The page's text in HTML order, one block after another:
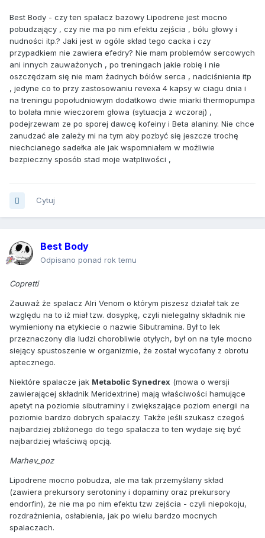
Best Body - czy ten spalacz bazowy Lipodrene jest mocno
pobudzający , czy nie ma po nim efektu zejścia , bólu głowy i
nudności itp.? Jaki jest w ogóle skład tego cacka i czy
przypadkiem nie zawiera efedry? Nie mam problemów sercowych
ani innych zauważonych , po treningach jakie robię i nie
oszczędzam się nie mam żadnych bólów serca , nadciśnienia itp
, jedyne co to przy zastosowaniu revexa 4 kapsy w ciagu dnia i
na treningu popołudniowym dodatkowo dwie miarki thermopumpa
to bolała mnie wieczorem głowa (sytuacja z wczoraj) ,
podejrzewam ze po sporej dawcę kofeiny i Beta alaniny. Nie chce
zanudzać ale zależy mi na tym aby pozbyć się jeszcze trochę
niechcianego sadełka ale jak wspomniałem w możliwie
bezpieczny sposób stad moje watpliwości ,
Cytuj
Best Body
Odpisano ponad rok temu
Copretti
Zauważ że spalacz Alri Venom o którym piszesz działał tak ze
względu na to iż miał tzw. dosypkę, czyli nielegalny składnik nie
wymieniony na etykiecie o nazwie Sibutramina. Był to lek
przeznaczony dla ludzi chorobliwie otyłych, był on na tyle mocno
siejący spustoszenie w organizmie, że został wycofany z obrotu
aptecznego.
Niektóre spalacze jak Metabolic Synedrex (mowa o wersji
zawierającej składnik Meridextrine) mają właściwości hamujące
apetyt na poziomie sibutraminy i zwiększające poziom energii na
poziomie bardzo dobrych spalaczy. Także jeśli szukasz czegoś
najbardziej zbliżonego do tego spalacza to ten wydaje się być
najbardziej właściwą opcją.
Marhev_poz
Lipodrene mocno pobudza, ale ma tak przemyślany skład
(zawiera prekursory serotoniny i dopaminy oraz prekursory
endorfin), że nie ma po nim efektu tzw zejścia - czyli niepokoju,
rozdrażnienia, osłabienia, jak po wielu bardzo mocnych
spalaczach.